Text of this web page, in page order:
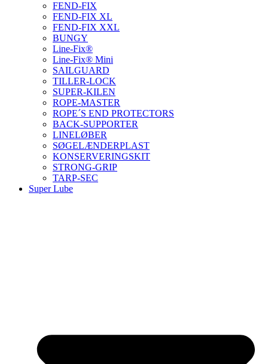
FEND-FIX
FEND-FIX XL
FEND-FIX XXL
BUNGY
Line-Fix®
Line-Fix® Mini
SAILGUARD
TILLER-LOCK
SUPER-KILEN
ROPE-MASTER
ROPE´S END PROTECTORS
BACK-SUPPORTER
LINELØBER
SØGELÆNDERPLAST
KONSERVERINGSKIT
STRONG-GRIP
TARP-SEC
Super Lube